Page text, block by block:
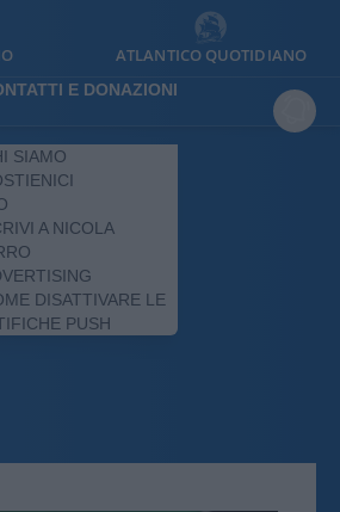
ATLANTICO QUOTIDIANO
E DONAZIONI
SIAMO
A NICOLA
DISATTIVARE LE
PUSH